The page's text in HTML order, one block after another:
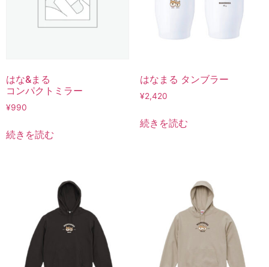
はな&まる
コンパクトミラー
¥990
続きを読む
はなまる タンブラー
¥2,420
続きを読む